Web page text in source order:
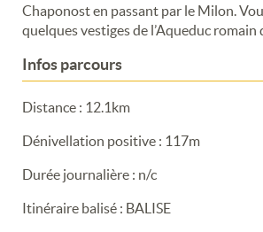
Chaponost en passant par le Milon.
quelques vestiges de l’Aqueduc romain
Infos parcours
Distance : 12.1km
Dénivellation positive : 117m
Durée journalière : n/c
Itinéraire balisé : BALISE